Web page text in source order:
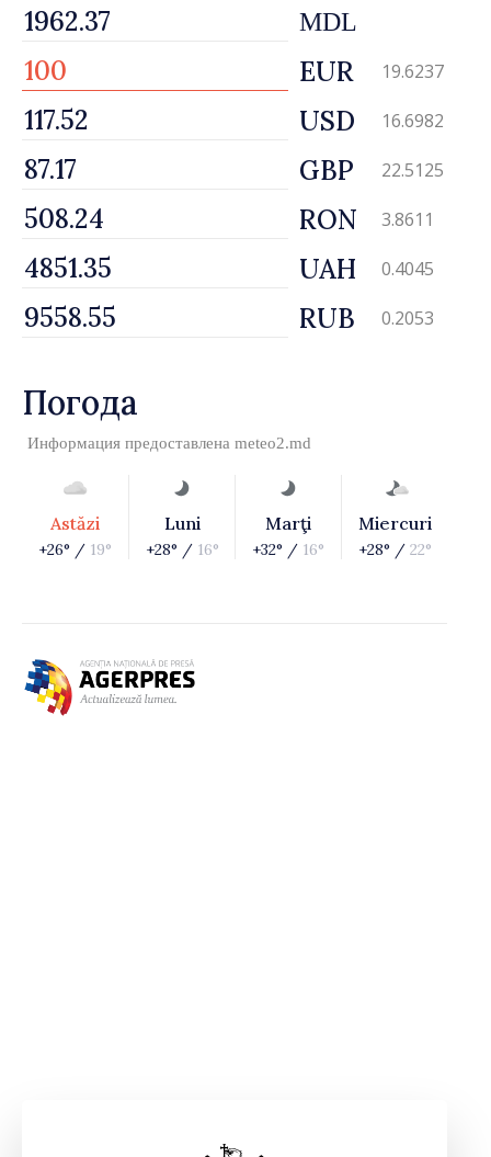
MDL
EUR 19.6237
USD 16.6982
GBP 22.5125
RON 3.8611
UAH 0.4045
RUB 0.2053
Погода
Информация предоставлена meteo2.md
Astăzi
+26° / 19°
Luni
+28° / 16°
Marţi
+32° / 16°
Miercuri
+28° / 22°